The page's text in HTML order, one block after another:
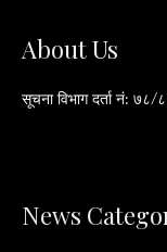
About Us
सूचना विभाग दर्ता नं:
News